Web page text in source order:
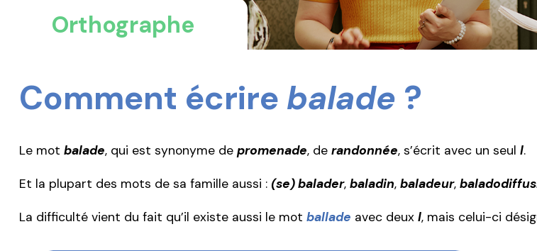
Orthographe
Comment écrire balade ?
Le mot balade, qui est synonyme de promenade, de randonnée, s’écrit avec un seul l.
Et la plupart des mots de sa famille aussi : (se) balader, baladin, baladeur,
La difficulté vient du fait qu’il existe aussi le mot ballade avec deux l, mais celui-ci